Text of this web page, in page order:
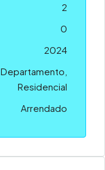
2
0
2024
Departamento,
Residencial
Arrendado